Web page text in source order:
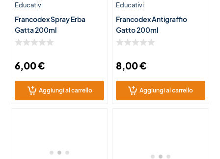
Educativi
Francodex Spray Erba
Gatta 200ml
6,00€
Aggiungi al carrello
Educativi
Francodex Antigraffio
Gatto 200ml
8,00€
Aggiungi al carrello